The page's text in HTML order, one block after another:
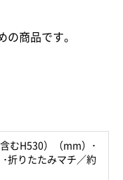
商品です。
むH530）（mm）･
折りたたみマチ／約